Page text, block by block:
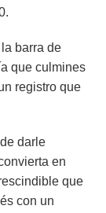
barra de
que culmines
registro que
darle
en
que
con un